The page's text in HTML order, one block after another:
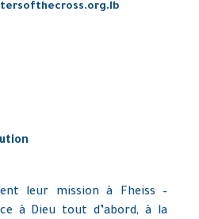
leur mission à Fheiss –
à Dieu tout d’abord, à la